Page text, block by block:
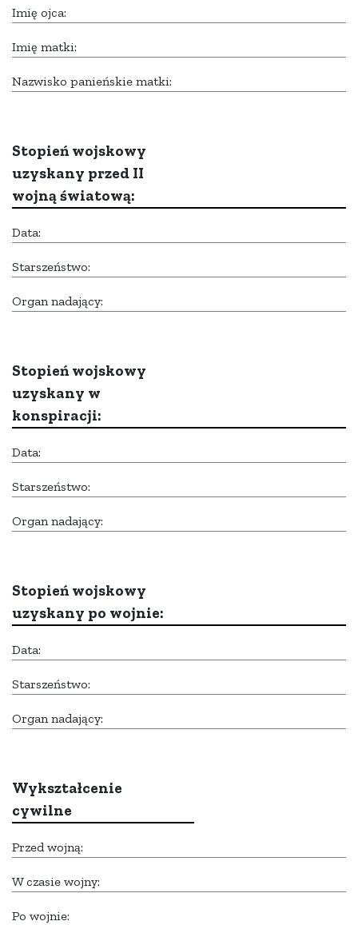
Imię ojca:
Imię matki:
Nazwisko panieńskie matki:
Stopień wojskowy
uzyskany przed II
wojną światową:
Data:
Starszeństwo:
Organ nadający:
Stopień wojskowy
uzyskany w
konspiracji:
Data:
Starszeństwo:
Organ nadający:
Stopień wojskowy
uzyskany po wojnie:
Data:
Starszeństwo:
Organ nadający:
Wykształcenie
cywilne
Przed wojną:
W czasie wojny:
Po wojnie: